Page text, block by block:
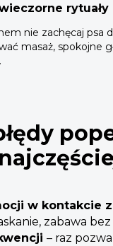
rytuały
nie zachęcaj psa
masaż, spokojne
w kontakcie
zabawa
– raz